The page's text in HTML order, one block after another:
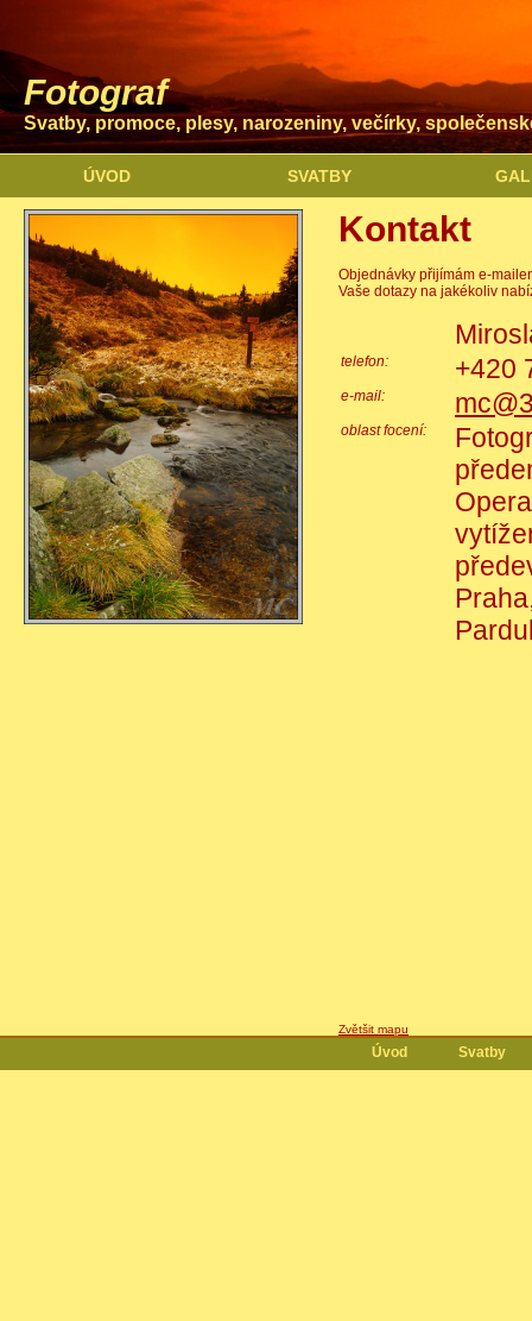
Fotograf
Svatby, promoce, plesy, narozeniny, večírky,
ÚVOD SVATBY
Kontakt
Objednávky přijímám e-
Vaše dotazy na jakékoliv
telefon: +420
e-mail:
oblast focení:
Zvětšit mapu
Úvod Svatby